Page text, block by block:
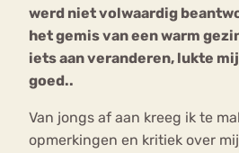
werd niet volwaardig
het gemis van een warm
iets aan veranderen, lukte
goed..
Van jongs af aan kreeg ik te
opmerkingen en kritiek over